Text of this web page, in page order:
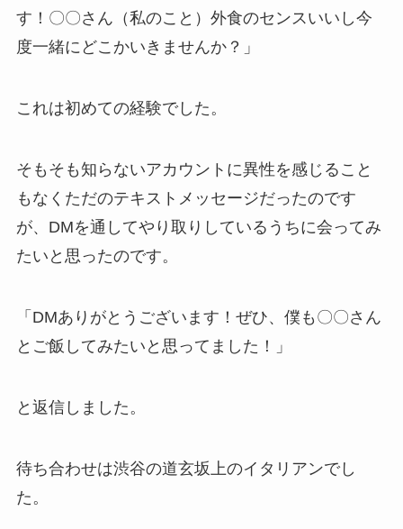
す！〇〇さん（私のこと）外食のセンスいいし今
度一緒にどこかいきませんか？」
これは初めての経験でした。
そもそも知らないアカウントに異性を感じること
もなくただのテキストメッセージだったのです
が、DMを通してやり取りしているうちに会ってみ
たいと思ったのです。
「DMありがとうございます！ぜひ、僕も〇〇さん
とご飯してみたいと思ってました！」
と返信しました。
待ち合わせは渋谷の道玄坂上のイタリアンでし
た。